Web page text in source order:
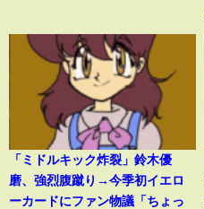
「ミドルキック炸裂」鈴木優
磨、強烈腹蹴り→今季初イエロ
ーカードにファン物議「ちょっ